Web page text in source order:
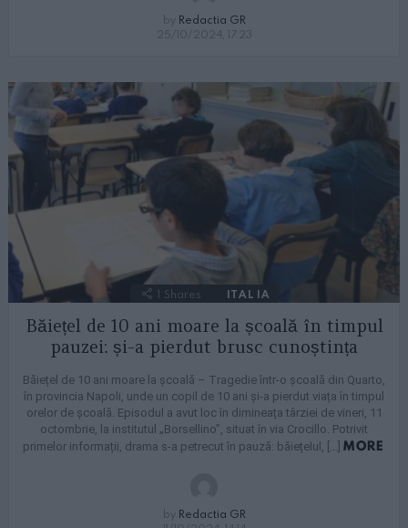
by Redactia GR
25/10/2024, 17:23
1 Shares ITALIA
Băiețel de 10 ani moare la școală în timpul
pauzei: și-a pierdut brusc cunoștința
Băiețel de 10 ani moare la școală – Tragedie într-o școală din Quarto,
în provincia Napoli, unde un copil de 10 ani și-a pierdut viața în timpul
orelor de școală. Episodul a avut loc în dimineața târziei de vineri, 11
octombrie, la institutul „Borsellino”, situat în via Crocillo. Potrivit
primelor informații, drama s-a petrecut în pauză: băiețelul, […]MORE
by Redactia GR